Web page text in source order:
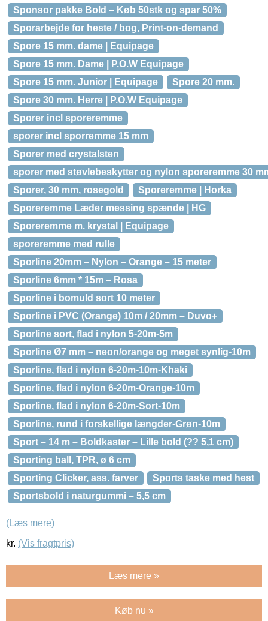
Sponsor pakke Bold – Køb 50stk og spar 50%
Sporarbejde for heste / bog, Print-on-demand
Spore 15 mm. dame | Equipage
Spore 15 mm. Dame | P.O.W Equipage
Spore 15 mm. Junior | Equipage
Spore 20 mm.
Spore 30 mm. Herre | P.O.W Equipage
Sporer incl sporeremme
sporer incl sporremme 15 mm
Sporer med crystalsten
sporer med støvlebeskytter og nylon sporeremme 30
Sporer, 30 mm, rosegold
Sporeremme | Horka
Sporeremme Læder messing spænde | HG
Sporeremme m. krystal | Equipage
sporeremme med rulle
Sporline 20mm – Nylon – Orange – 15 meter
Sporline 6mm * 15m – Rosa
Sporline i bomuld sort 10 meter
Sporline i PVC (Orange) 10m / 20mm – Duvo+
Sporline sort, flad i nylon 5-20m-5m
Sporline Ø7 mm – neon/orange og meget synlig-10m
Sporline, flad i nylon 6-20m-10m-Khaki
Sporline, flad i nylon 6-20m-Orange-10m
Sporline, flad i nylon 6-20m-Sort-10m
Sporline, rund i forskellige længder-Grøn-10m
Sport – 14 m – Boldkaster – Lille bold (?? 5,1 cm)
Sporting ball, TPR, ø 6 cm
Sporting Clicker, ass. farver
Sports taske med hest
Sportsbold i naturgummi – 5,5 cm
(Læs mere)
kr. (Vis fragtpris)
Læs mere »
Køb nu »